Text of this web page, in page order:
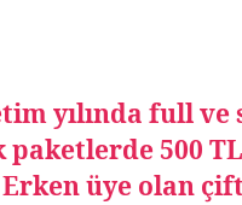
yılında full ve
500
üye olan